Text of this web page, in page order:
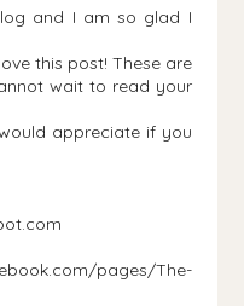
and I am so glad I
this post! These are
wait to read your
appreciate if you
pages/The-